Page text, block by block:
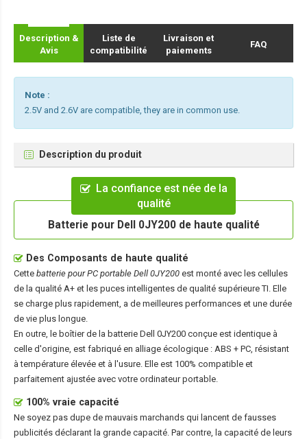
Description &
Avis
Liste de
compatibilité
Livraison et
paiements
FAQ
Note :
2.5V and 2.6V are compatible, they are in common use.
Description du produit
La confiance est née de la
qualité
Batterie pour Dell 0JY200 de haute qualité
Des Composants de haute qualité
Cette batterie pour PC portable Dell 0JY200 est monté avec les cellules
de la qualité A+ et les puces intelligentes de qualité supérieure TI. Elle
se charge plus rapidement, a de meilleures performances et une durée
de vie plus longue.
En outre, le boîtier de la batterie Dell 0JY200 conçue est identique à
celle d'origine, est fabriqué en alliage écologique : ABS + PC, résistant
à température élevée et à l'usure. Elle est 100% compatible et
parfaitement ajustée avec votre ordinateur portable.
100% vraie capacité
Ne soyez pas dupe de mauvais marchands qui lancent de fausses
publicités déclarant la grande capacité. Par contre, la capacité de leurs